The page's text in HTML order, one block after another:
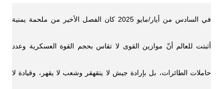
في السادس من أيار/مايو 2025 كان الفصل الأخير من ملحمة يمنية
أثبتت للعالم أنّ موازين القوى لا تقاس بحجم القوة العسكرية وعدد
حاملات الطائرات، بل بإرادة جيش لا يتقهقر وشعب لا يقهر، وقيادة لا